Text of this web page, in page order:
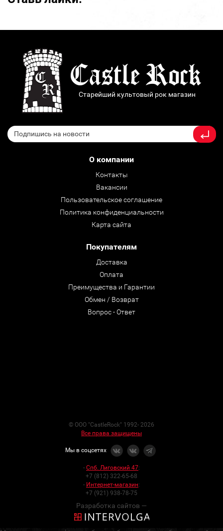
Старейший культовый рок магазин
О компании
Контакты
Вакансии
Пользовательское соглашение
Политика конфиденциальности
Карта сайта
Покупателям
Доставка
Оплата
Преимущества и Гарантии
Обмен / Возврат
Вопрос - Ответ
© ООО "CastleRock" 1992- 2026
Все права защищены
Мы в соцсетях
- Спб. Лиговский 47:
+7 (812) 322-65-68
- Интернет-магазин:
+7 (921) 938-78-75
Разработка сайтов —